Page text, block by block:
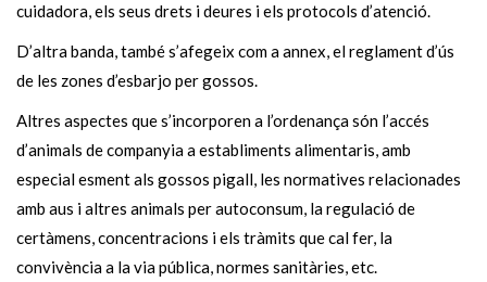
cuidadora, els seus drets i deures i els protocols d’atenció.
D’altra banda, també s’afegeix com a annex, el reglament d’ús
de les zones d’esbarjo per gossos.
Altres aspectes que s’incorporen a l’ordenança són l’accés
d’animals de companyia a establiments alimentaris, amb
especial esment als gossos pigall, les normatives relacionades
amb aus i altres animals per autoconsum, la regulació de
certàmens, concentracions i els tràmits que cal fer, la
convivència a la via pública, normes sanitàries, etc.